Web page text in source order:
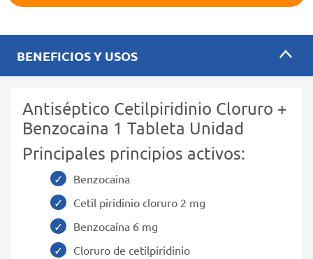
BENEFICIOS Y USOS
Antiséptico Cetilpiridinio Cloruro +
Benzocaina 1 Tableta Unidad
Principales principios activos:
Benzocaina
Cetil piridinio cloruro 2 mg
Benzocaína 6 mg
Cloruro de cetilpiridinio